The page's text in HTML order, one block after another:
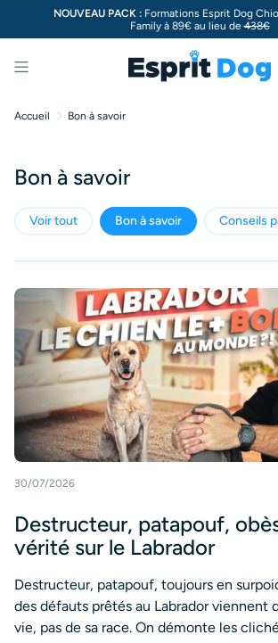
NOUVEAU PACK : Formations Esprit Dog
Family à 89€ au lieu de438€
Menu
Accueil Bon à savoir
Bon à savoir
Voir tout Bon à savoir Conseils
30/07/2026
Destructeur, patapouf,
vérité sur le Labrador
Destructeur, patapouf, toujours en
des défauts prêtés au Labrador viennent
vie, pas de sa race. On démonte les